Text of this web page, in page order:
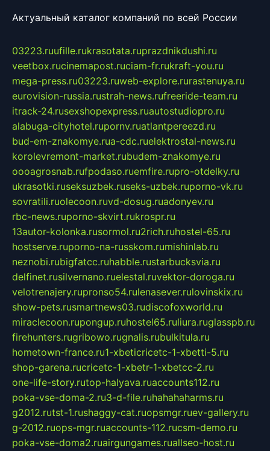
Актуальный каталог компаний по всей России
03223.ruufille.rukrasotata.ruprazdnikdushi.ru
veetbox.rucinemapost.ruciam-fr.rukraft-you.ru
mega-press.ru03223.ruweb-explore.rurastenuya.ru
eurovision-russia.rustrah-news.rufreeride-team.ru
itrack-24.rusexshopexpress.ruautostudiopro.ru
alabuga-cityhotel.rupornv.ruatlantpereezd.ru
bud-em-znakomye.rua-cdc.ruelektrostal-news.ru
korolevremont-market.rubudem-znakomye.ru
oooagrosnab.rufpodaso.ruemfire.rupro-otdelky.ru
ukrasotki.ruseksuzbek.ruseks-uzbek.ruporno-vk.ru
sovratili.ruolecoon.ruvd-dosug.ruadonyev.ru
rbc-news.ruporno-skvirt.rukrospr.ru
13autor-kolonka.rusormol.ru2rich.ruhostel-65.ru
hostserve.ruporno-na-russkom.rumishinlab.ru
neznobi.rubigfatcc.ruhabble.rustarbucksvia.ru
delfinet.rusilvernano.ruelestal.ruvektor-doroga.ru
velotrenajery.rupronso54.rulenasever.rulovinskix.ru
show-pets.rusmartnews03.rudiscofoxworld.ru
miraclecoon.rupongup.ruhostel65.ruliura.ruglasspb.ru
firehunters.rugribowo.rugnalis.rubulkitula.ru
hometown-france.ru1-xbeticricetc-1-xbetti-5.ru
shop-garena.rucricetc-1-xbetr-1-xbetcc-2.ru
one-life-story.rutop-halyava.ruaccounts112.ru
poka-vse-doma-2.ru3-d-file.ruhahahaharms.ru
g2012.rutst-1.rushaggy-cat.ruopsmgr.ruev-gallery.ru
g-2012.ruops-mgr.ruaccounts-112.rucsm-demo.ru
poka-vse-doma2.ruairgungames.ruallseo-host.ru